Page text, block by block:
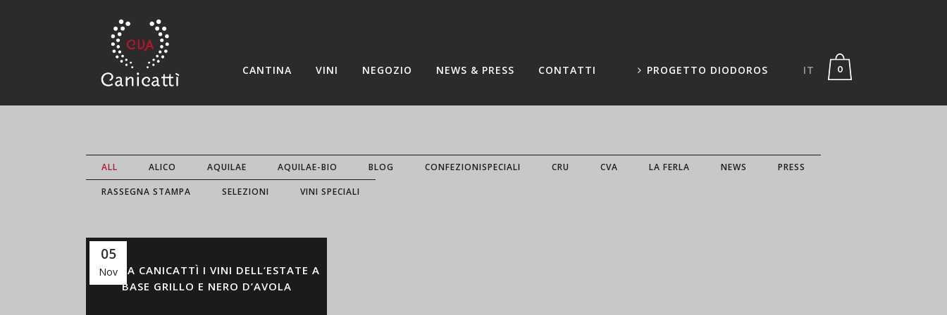
0
CANTINA VINI NEGOZIO NEWS & PRESS CONTATTI PROGETTO DIODOROS IT
ALL ALICO AQUILAE AQUILAE-BIO BLOG CONFEZIONISPECIALI CRU CVA LA FERLA NEWS PRESS
RASSEGNA STAMPA SELEZIONI VINI SPECIALI
05
Nov
DA CVA CANICATTÌ I VINI DELL’ESTATE A
BASE GRILLO E NERO D’AVOLA